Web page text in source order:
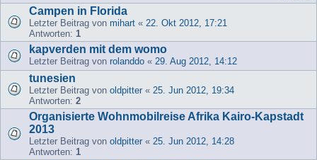
Campen in Florida
Letzter Beitrag von mihart « 22. Okt 2012, 17:21
Antworten: 1
kapverden mit dem womo
Letzter Beitrag von rolanddo « 29. Aug 2012, 14:12
tunesien
Letzter Beitrag von oldpitter « 25. Jun 2012, 19:34
Antworten: 2
Organisierte Wohnmobilreise Afrika Kairo-Kapstadt
2013
Letzter Beitrag von oldpitter « 25. Jun 2012, 14:28
Antworten: 1